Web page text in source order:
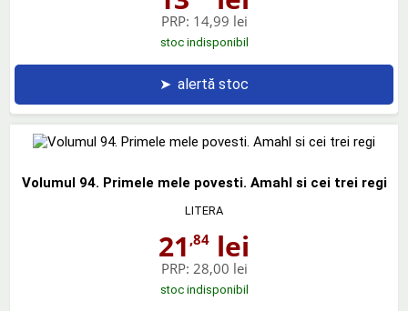
PRP: 14,99 lei
stoc indisponibil
➤ alertă stoc
Volumul 94. Primele mele povesti. Amahl si cei trei regi
LITERA
21 ,84 lei
PRP: 28,00 lei
stoc indisponibil